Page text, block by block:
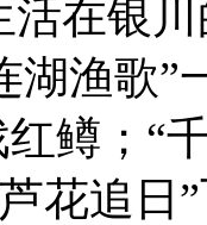
活在银
湖渔歌”
鳟；“
花追日